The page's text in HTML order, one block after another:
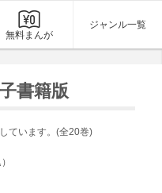
無料まんが
ジャンル一覧
書籍版
ています。(全20巻)